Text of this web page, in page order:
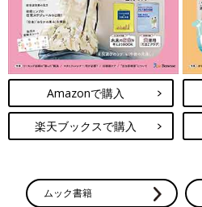
Amazonで購入
楽天ブックスで購入
ムック書籍